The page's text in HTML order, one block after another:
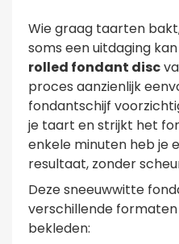
Wie graag taarten
soms een uitdaging
rolled fondant disc
proces aanzienlijk
fondantschijf
je taart en strijkt het
enkele minuten heb je
resultaat, zonder
Deze sneeuwwitte
verschillende
bekleden: